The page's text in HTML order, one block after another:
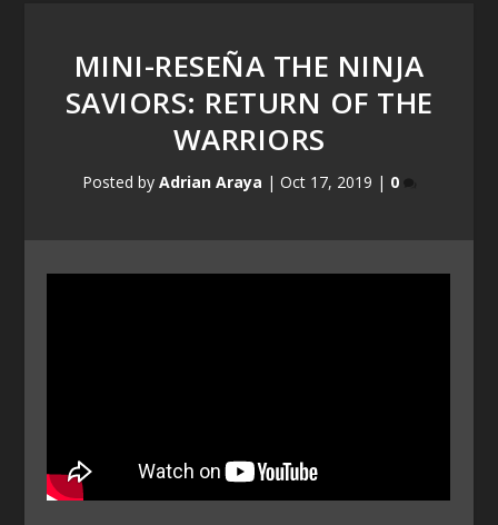
MINI-RESEÑA THE NINJA
SAVIORS: RETURN OF THE
WARRIORS
Posted by Adrian Araya | Oct 17, 2019 | 0